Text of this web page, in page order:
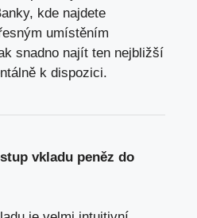
kde najdete⁣
umístěním
snadno najít ten nejbližší
k dispozici.
vkladu peněz​ do